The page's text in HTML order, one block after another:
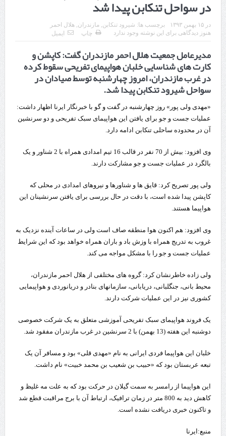
چابهار، جایی که دریا به زندگی سلام می‌کند
گزارش ویژه؛
طرز تهیه خورش خلال کرمانشاهی +نکات و فوت وفن‌ها
قدردانی وزیر میراث فرهنگی، گردشگری و صنایع دستی از استاندار اردبیل
استاندار اردبیل در دیدار دبیر شورای‌عالی مناطق آزاد و ویژه اقتصادی:
راه‌اندازی کامل منطقه آزاد اردبیل-بیله‌سوار و منطقه ویژه اقتصادی نمین تسریع
شود
در دیدار استاندار اردبیل و مدیرعامل بانک سینا محقق شد؛
تخصیص ۳۰۰میلیارد تومان برای تکمیل بزرگراه اردبیل-سرچم
کشف ۱۱ قبضه سلاح کلت کمری توسط مرزبانان هنگ مرزی ارومیه
مرز چیلات دهلران می‌تواند مکمل مرز بین‌المللی مهران شود
در سواحل تنکابن پیدا شد
در ۱۵ بهمن ۱۳۹۳ برچسب ها: شیرود تنکابن, مازندران, هلال احمر
هنوز دیدگاهی برای این نوشته وجود ندارد
چاپ ایمیل
مدیرعامل جمعیت هلال احمر مازندران گفت: کاپشن و
کارت های شناسایی خلبان هواپیمای تفریحی سقوط کرده
در غرب مازندران، امروز چهارشنبه توسط صیادان در
سواحل شیرود تنکابن پیدا شد.
«مهدی ولی پور» روز چهارشنبه در گفت و گو با خبرنگار ایرنا اظهار داشت:
عملیات جست و جو برای یافتن این هواپیمای سبک تفریحی و دو سرنشین
آن در محدوده ساحلی تنکابن ادامه دارد.
وی افزود: بیش از 70 نفر در قالب 16 تیم امدادی همراه با 2 شناور و یک
بالگرد در عملیات جست و جو مشارکت دارند.
ولی پور تصریح کرد: قایق ها و شناورها و نیروهای امدادی در محلی که
کاپشن پیدا شده است، با دقت در حال بررسی برای یافتن سرنشینان این
هواپیما هستند.
وی افزود: هم اکنون هوا منطقه صاف است ولی در ساعات آینده نزدیک به
غروب به تدریج همراه با وزش باد و باران همراه خواهد بود که این شرایط
عملیات جست و جو را با مشکل مواجه می کند.
ولی زاده خاطرنشان کرد: گروه های مختلفی از هلال احمر مازندران،
محیط بانی، جنگلبانی، دریابانی، سازمانهای بنادر و دریانوردی و هواپیمایی
کشوری نیز در این عملیات شرکت دارند.
یک فروند هواپیمای سبک تفریحی آموزشی متعلق به یک شرکت خصوصی
دوشنبه این هفته (13 بهمن) با 2 سرنشین در غرب مازندران مفقود شد.
خلبان این هواپیما فردی ایرانی به نام «مهدی قلی» بود و مسافر آن یک
تبعه عربستان بود که «حبیب بن شعیب بن محمد خبیت» نام داشت.
این هواپیما از رامسر به سمت گیلان در حرکت بود که به علت مه غلیظ و
کاهش دید به 800 متر در زمان ترافیک، ارتباط آن با برج مراقبت قطع شد
و تاکنون خبری دریافت نشده است.
منبع:ایرنا